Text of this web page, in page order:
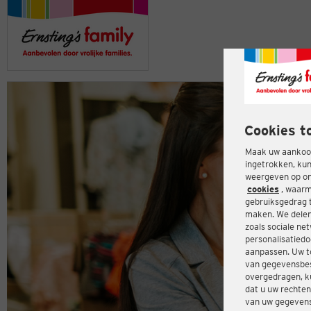
Cookies
Maak uw
ingetrokken,
weergeven op
cookies ,
gebruiksgedrag
maken. We
zoals sociale
aanpassen. Uw
van
overgedragen,
dat u uw
van uw